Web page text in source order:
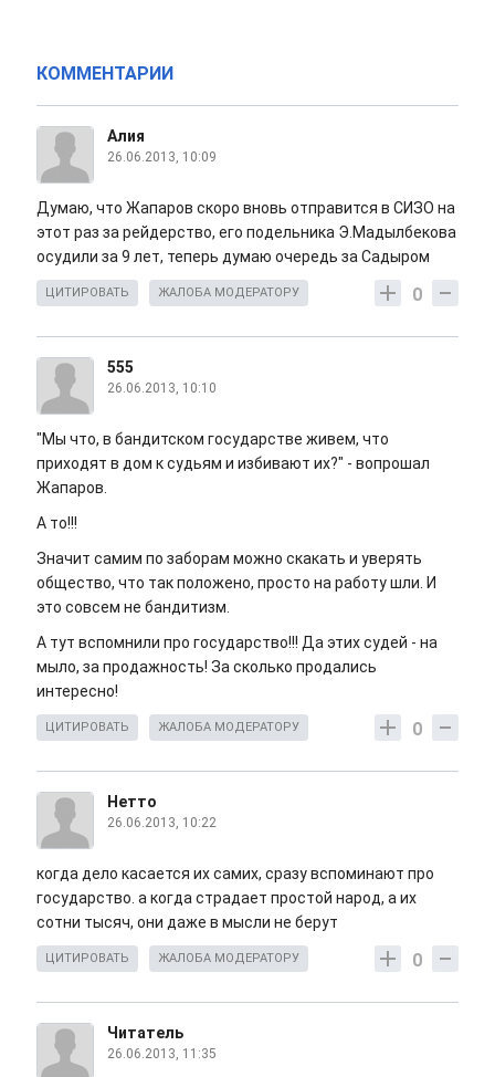
КОММЕНТАРИИ
Алия
26.06.2013, 10:09
Думаю, что Жапаров скоро вновь отправится в СИЗО на
этот раз за рейдерство, его подельника Э.Мадылбекова
осудили за 9 лет, теперь думаю очередь за Садыром
0
ЦИТИРОВАТЬ ЖАЛОБА МОДЕРАТОРУ
555
26.06.2013, 10:10
"Мы что, в бандитском государстве живем, что
приходят в дом к судьям и избивают их?" - вопрошал
Жапаров.
А то!!!
Значит самим по заборам можно скакать и уверять
общество, что так положено, просто на работу шли. И
это совсем не бандитизм.
А тут вспомнили про государство!!! Да этих судей - на
мыло, за продажность! За сколько продались
интересно!
0
ЦИТИРОВАТЬ ЖАЛОБА МОДЕРАТОРУ
Нетто
26.06.2013, 10:22
когда дело касается их самих, сразу вспоминают про
государство. а когда страдает простой народ, а их
сотни тысяч, они даже в мысли не берут
0
ЦИТИРОВАТЬ ЖАЛОБА МОДЕРАТОРУ
Читатель
26.06.2013, 11:35